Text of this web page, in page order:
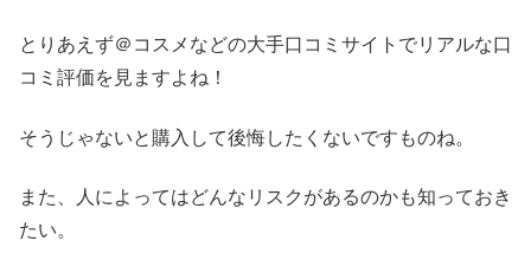
とりあえず＠コスメなどの大手口コミサイトでリアルな口
コミ評価を見ますよね！
そうじゃないと購入して後悔したくないですものね。
また、人によってはどんなリスクがあるのかも知っておき
たい。